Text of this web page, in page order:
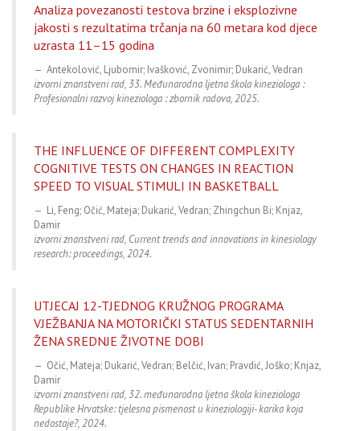
Analiza povezanosti testova brzine i eksplozivne
jakosti s rezultatima trčanja na 60 metara kod djece
uzrasta 11–15 godina
Antekolović, Ljubomir; Ivašković, Zvonimir; Dukarić, Vedran
izvorni znanstveni rad, 33. Međunarodna ljetna škola kineziologa :
Profesionalni razvoj kineziologa : zbornik radova, 2025.
THE INFLUENCE OF DIFFERENT COMPLEXITY
COGNITIVE TESTS ON CHANGES IN REACTION
SPEED TO VISUAL STIMULI IN BASKETBALL
Li, Feng; Očić, Mateja; Dukarić, Vedran; Zhingchun Bi; Knjaz,
Damir
izvorni znanstveni rad, Current trends and innovations in kinesiology
research: proceedings, 2024.
UTJECAJ 12-TJEDNOG KRUŽNOG PROGRAMA
VJEŽBANJA NA MOTORIČKI STATUS SEDENTARNIH
ŽENA SREDNJE ŽIVOTNE DOBI
Očić, Mateja; Dukarić, Vedran; Belčić, Ivan; Pravdić, Joško; Knjaz,
Damir
izvorni znanstveni rad, 32. međunarodna ljetna škola kineziologa
Republike Hrvatske: tjelesna pismenost u kineziologiji- karika koja
nedostaje?, 2024.